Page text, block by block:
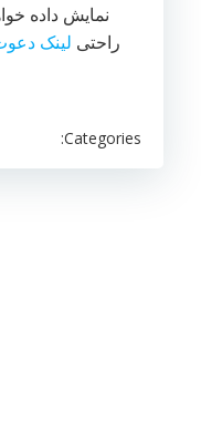
نمایش داده
راحتی لینک
Categories: